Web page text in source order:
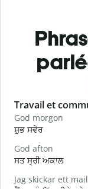
Slide 1 of 6
Travail et
God morgon
ਸ਼ੁਭ ਸਵੇਰ
God afton
ਸਤ ਸ੍ਰੀ ਅਕਾਲ
Jag skickar ett